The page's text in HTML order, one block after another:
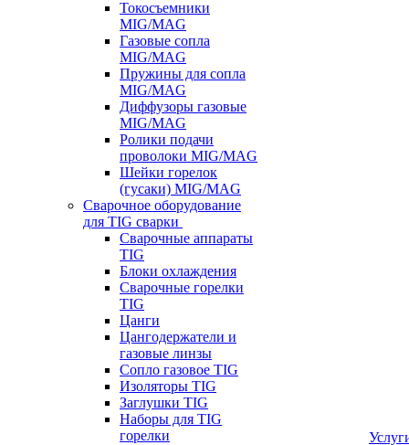
Токосъемники
MIG/MAG
Газовые сопла
MIG/MAG
Пружины для сопла
MIG/MAG
Диффузоры газовые
MIG/MAG
Ролики подачи
проволоки MIG/MAG
Шейки горелок
(гусаки) MIG/MAG
Сварочное оборудование
для TIG сварки
Сварочные аппараты
TIG
Блоки охлаждения
Сварочные горелки
TIG
Цанги
Цангодержатели и
газовые линзы
Сопло газовое TIG
Изоляторы TIG
Заглушки TIG
Наборы для TIG
горелки